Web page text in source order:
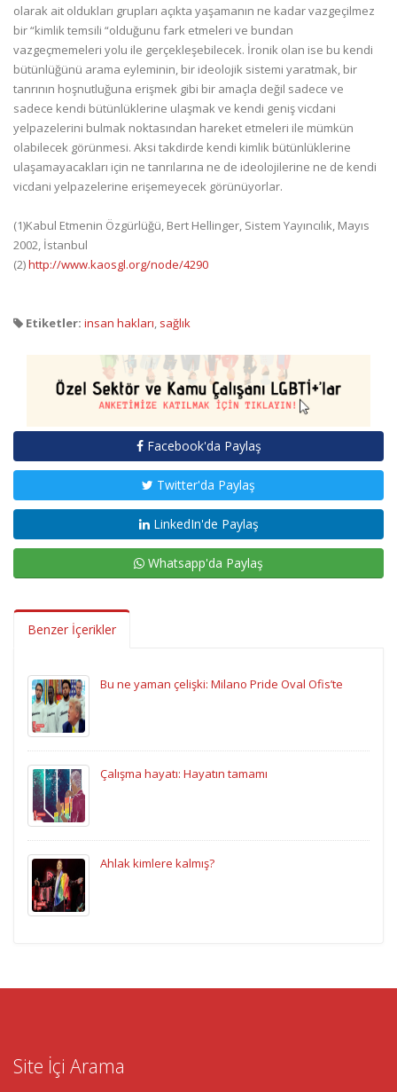
olarak ait oldukları grupları açıkta yaşamanın ne kadar vazgeçilmez
bir “kimlik temsili “olduğunu fark etmeleri ve bundan
vazgeçmemeleri yolu ile gerçekleşebilecek. İronik olan ise bu kendi
bütünlüğünü arama eyleminin, bir ideolojik sistemi yaratmak, bir
tanrının hoşnutluğuna erişmek gibi bir amaçla değil sadece ve
sadece kendi bütünlüklerine ulaşmak ve kendi geniş vicdani
yelpazelerini bulmak noktasından hareket etmeleri ile mümkün
olabilecek görünmesi. Aksi takdirde kendi kimlik bütünlüklerine
ulaşamayacakları için ne tanrılarına ne de ideolojilerine ne de kendi
vicdani yelpazelerine erişemeyecek görünüyorlar.
(1)Kabul Etmenin Özgürlüğü, Bert Hellinger, Sistem Yayıncılık, Mayıs
2002, İstanbul
(2)http://www.kaosgl.org/node/4290
Etiketler: insan hakları, sağlık
Facebook'da Paylaş
Twitter'da Paylaş
LinkedIn'de Paylaş
Whatsapp'da Paylaş
Benzer İçerikler
Bu ne yaman çelişki: Milano Pride Oval Ofis’te
Çalışma hayatı: Hayatın tamamı
Ahlak kimlere kalmış?
Site İçi Arama